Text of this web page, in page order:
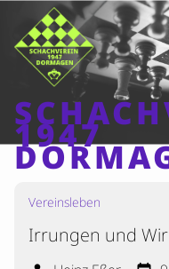
1947
Home
Beiträge
Vereinsleben
Irrungen und